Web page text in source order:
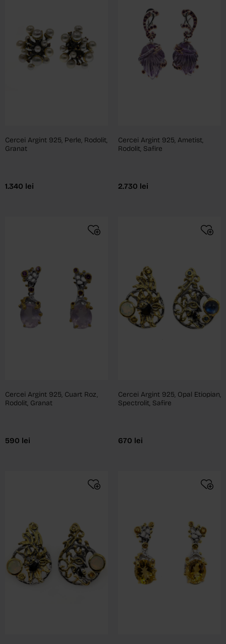
Cercei Argint 925, Perle, Rodolit,
Granat
1.340 lei
Cercei Argint 925, Ametist,
Rodolit, Safire
2.730 lei
Cercei Argint 925, Cuart Roz,
Rodolit, Granat
590 lei
Cercei Argint 925, Opal Etiopian,
Spectrolit, Safire
670 lei